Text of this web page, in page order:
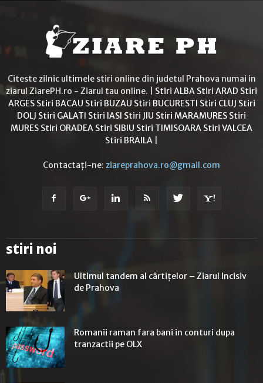
Citeste zilnic ultimele stiri online din judetul Prahova numai in
ziarul ZiarePH.ro - Ziarul tau online. | Stiri ALBA Stiri ARAD Stiri
ARGES Stiri BACAU Stiri BUZAU Stiri BUCURESTI Stiri CLUJ Stiri
DOLJ Stiri GALATI Stiri IASI Stiri JIU Stiri MARAMURES Stiri
MURES Stiri ORADEA Stiri SIBIU Stiri TIMISOARA Stiri VALCEA
Stiri BRAILA
Contactați-ne: ziareprahova.ro@gmail.com
stiri noi
Ultimul tandem al cârtițelor – Ziarul Incisiv
de Prahova
Romanii raman fara bani in conturi dupa
tranzactii pe OLX